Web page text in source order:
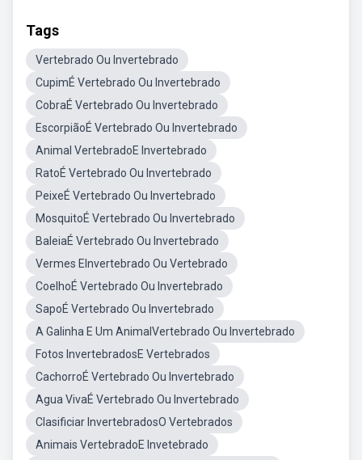
Tags
Vertebrado Ou Invertebrado
CupimÉ Vertebrado Ou Invertebrado
CobraÉ Vertebrado Ou Invertebrado
EscorpiãoÉ Vertebrado Ou Invertebrado
Animal VertebradoE Invertebrado
RatoÉ Vertebrado Ou Invertebrado
PeixeÉ Vertebrado Ou Invertebrado
MosquitoÉ Vertebrado Ou Invertebrado
BaleiaÉ Vertebrado Ou Invertebrado
Vermes EInvertebrado Ou Vertebrado
CoelhoÉ Vertebrado Ou Invertebrado
SapoÉ Vertebrado Ou Invertebrado
A Galinha E Um AnimalVertebrado Ou Invertebrado
Fotos InvertebradosE Vertebrados
CachorroÉ Vertebrado Ou Invertebrado
Agua VivaÉ Vertebrado Ou Invertebrado
Clasificiar InvertebradosO Vertebrados
Animais VertebradoE Invetebrado